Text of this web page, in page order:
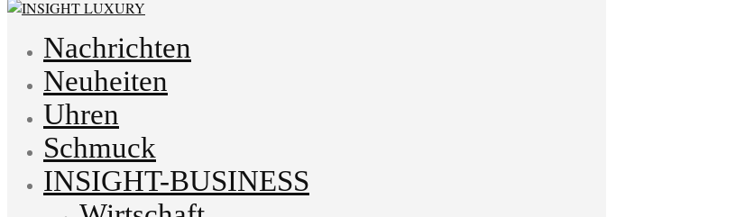
Nachrichten
Neuheiten
Uhren
Schmuck
INSIGHT-BUSINESS